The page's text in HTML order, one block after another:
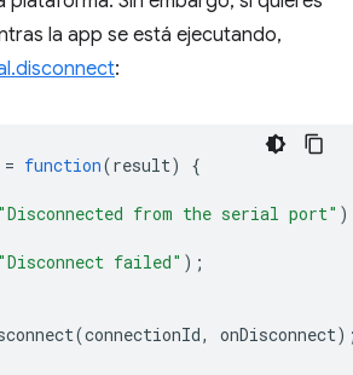
la app se está ejecutando,
:
= function(result)
{
"Disconnected from the serial port"
"Disconnect failed" );
(connectionId, onDisconnect